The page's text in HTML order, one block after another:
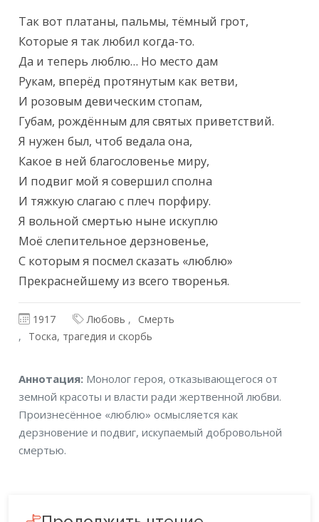
Текст произведения
Так вот платаны, пальмы, тёмный грот,
Которые я так любил когда-то.
Да и теперь люблю… Но место дам
Рукам, вперёд протянутым как ветви,
И розовым девическим стопам,
Губам, рождённым для святых приветствий.
Я нужен был, чтоб ведала она,
Какое в ней благословенье миру,
И подвиг мой я совершил сполна
И тяжкую слагаю с плеч порфиру.
Я вольной смертью ныне искуплю
Моё слепительное дерзновенье,
С которым я посмел сказать «люблю»
Прекраснейшему из всего творенья.
1917 Любовь
Смерть
Тоска, трагедия и скорбь
Аннотация
Аннотация: Монолог героя, отказывающегося от
земной красоты и власти ради жертвенной любви.
Произнесённое «люблю» осмысляется как
дерзновение и подвиг, искупаемый добровольной
смертью.